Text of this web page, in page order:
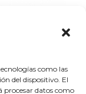
como las
del dispositivo. El
procesar datos como